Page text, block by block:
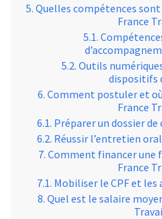
Quelles compétences
France
Outils
dispositifs
Comment postuler et
France
Préparer un dossier
Réussir l’entretien
Comment financer une
France
Mobiliser le CPF et
Quel est le salaire